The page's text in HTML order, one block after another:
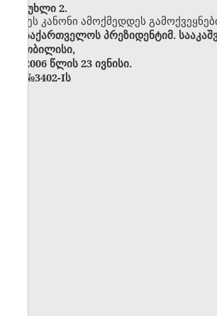
მუხლი 2.
ეს კანონი ამოქმედდეს
საქართველოსპრეზიდენტიმ.
თბილისი,
2006 წლის23 ივნისი.
№3402-Iს